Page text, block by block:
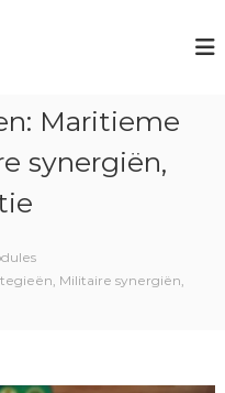
Maritieme
synergiën,
Militaire synergiën,